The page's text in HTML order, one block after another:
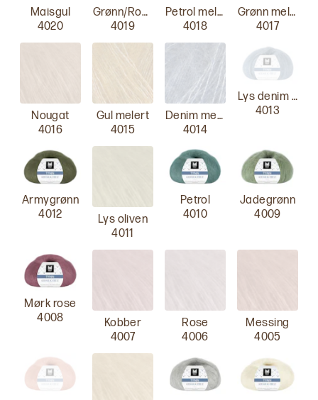
Maisgul
4020
Grønn/Rose melert
4019
Petrol melert
4018
Grønn melert
4017
Nougat
4016
Gul melert
4015
Denim melert
4014
Lys denim melert
4013
Armygrønn
4012
Lys oliven
4011
Petrol
4010
Jadegrønn
4009
Mørk rose
4008
Kobber
4007
Rose
4006
Messing
4005